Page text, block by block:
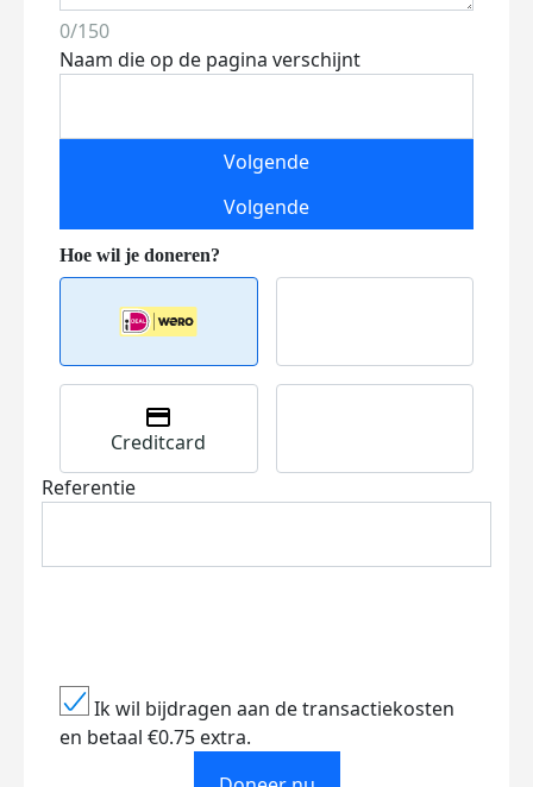
0/150
Naam die op de pagina verschijnt
Volgende
Volgende
Creditcard
Referentie
Ik wil bijdragen aan de transactiekosten
en betaal €0.75 extra.